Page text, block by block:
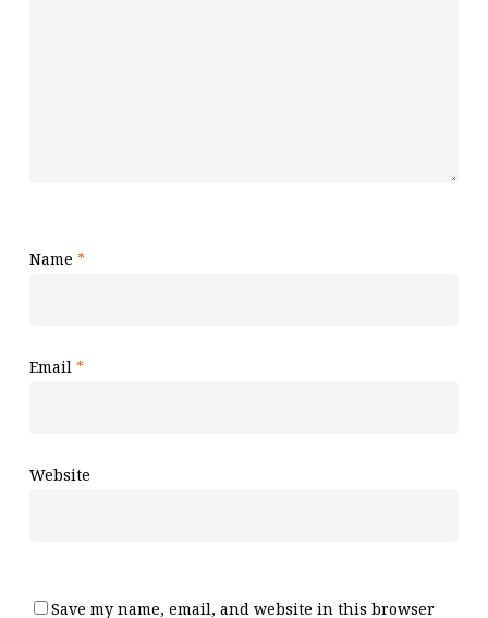
Name *
Email *
Website
Save my name, email, and website in this browser